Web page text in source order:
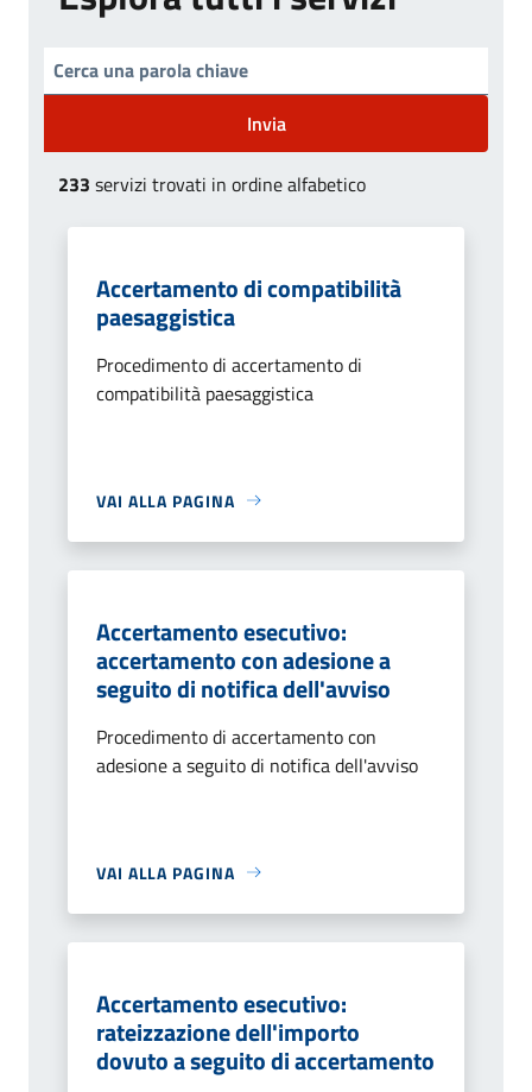
Invia
233 servizi trovati in ordine alfabetico
Accertamento di compatibilità
paesaggistica
Procedimento di accertamento di
compatibilità paesaggistica
VAI ALLA PAGINA
Accertamento esecutivo:
accertamento con adesione a
seguito di notifica dell'avviso
Procedimento di accertamento con
adesione a seguito di notifica dell'avviso
VAI ALLA PAGINA
Accertamento esecutivo:
rateizzazione dell'importo
dovuto a seguito di accertamento